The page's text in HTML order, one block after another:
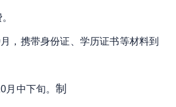
。
月，携带身份证、学历证书等材料到
月中下旬。制